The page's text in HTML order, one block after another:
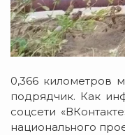
0,366 километров
подрядчик. Как
соцсети
национального